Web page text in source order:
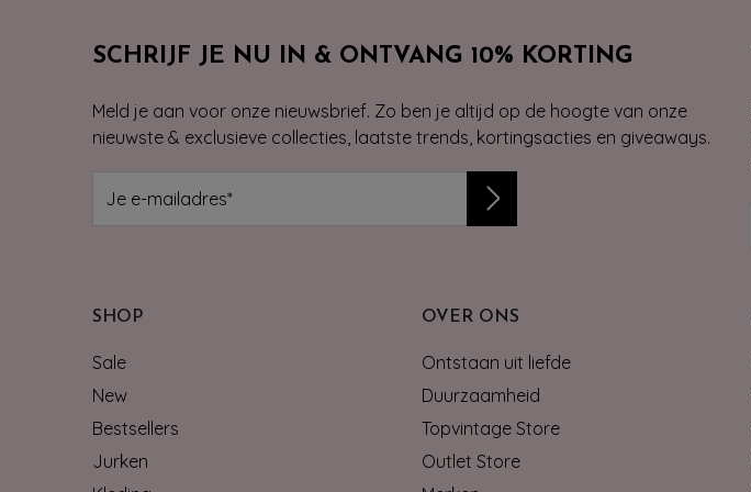
SCHRIJF JE NU IN & ONTVANG 10% KORTING
Meld je aan voor onze nieuwsbrief. Zo ben je altijd op de hoogte van onze
nieuwste & exclusieve collecties, laatste trends, kortingsacties en giveaways.
SHOP
Sale
New
Bestsellers
Jurken
OVER ONS
Ontstaan uit liefde
Duurzaamheid
Topvintage Store
Outlet Store